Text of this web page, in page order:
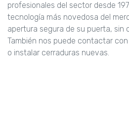
profesionales del sector desde
tecnología más novedosa del
apertura segura de su puerta, sin
También nos puede contactar
o instalar cerraduras nuevas.